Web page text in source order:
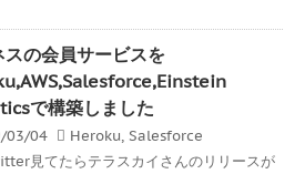
スの会員サービスを
で構築しました
03/04 Heroku, Salesforce
見てたらテラスカイさんのリリースが